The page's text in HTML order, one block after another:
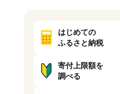
はじめての
ふるさと納税
寄付上限額を
調べる